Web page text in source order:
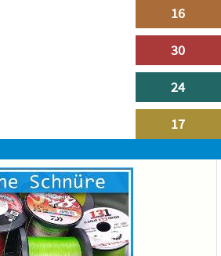
16
30
24
17